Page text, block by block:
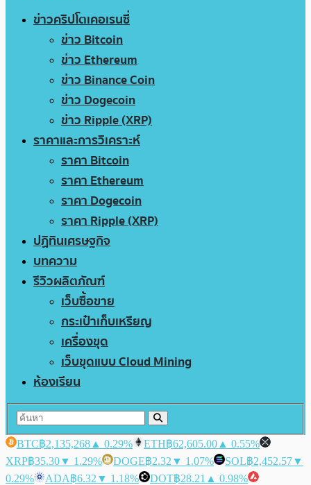
ข่าวคริปโตเคอเรนซี่
ข่าว Bitcoin
ข่าว Ethereum
ข่าว Binance Coin
ข่าว Dogecoin
ข่าว Ripple (XRP)
ราคาและการวิเคราะห์
ราคา Bitcoin
ราคา Ethereum
ราคา Dogecoin
ราคา Ripple (XRP)
ปฏิทินเศรษฐกิจ
บทความ
รีวิวผลิตภัณฑ์
เว็บซื้อขาย
กระเป๋าเก็บเหรียญ
เครื่องขุด
เว็บขุดแบบ Cloud Mining
ห้องเรียน
BTC฿2,135,268 ▲ 0.29% ETH฿62,605.00 ▲ 0.55%
XRP฿35.30▼ 1.29% DOGE฿2.32 ▼ 1.07% SOL฿2,452.57▼
0.29%
ADA฿6.32 ▼ 1.18% DOT฿28.21 ▲ 0.98%